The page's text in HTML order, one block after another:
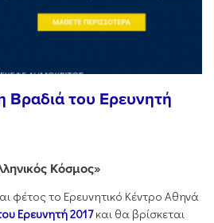
Βραδιά του Ερευνητή
Κόσμος»
φέτος το Ερευνητικό Κέντρο Αθηνά
Ερευνητή 2017και θα βρίσκεται